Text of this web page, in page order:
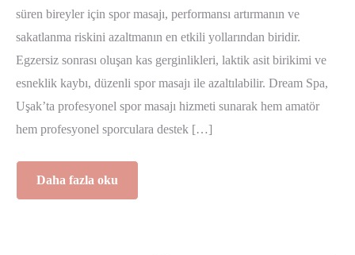
süren bireyler için spor masajı, performansı artırmanın ve
sakatlanma riskini azaltmanın en etkili yollarından biridir.
Egzersiz sonrası oluşan kas gerginlikleri, laktik asit birikimi ve
esneklik kaybı, düzenli spor masajı ile azaltılabilir. Dream Spa,
Uşak’ta profesyonel spor masajı hizmeti sunarak hem amatör
hem profesyonel sporculara destek […]
Daha fazla oku